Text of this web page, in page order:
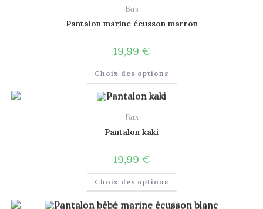
Bas
Pantalon marine écusson marron
19,99 €
Choix des options
Bas
Pantalon kaki
19,99 €
Choix des options